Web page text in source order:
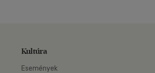
Kultúra
Események